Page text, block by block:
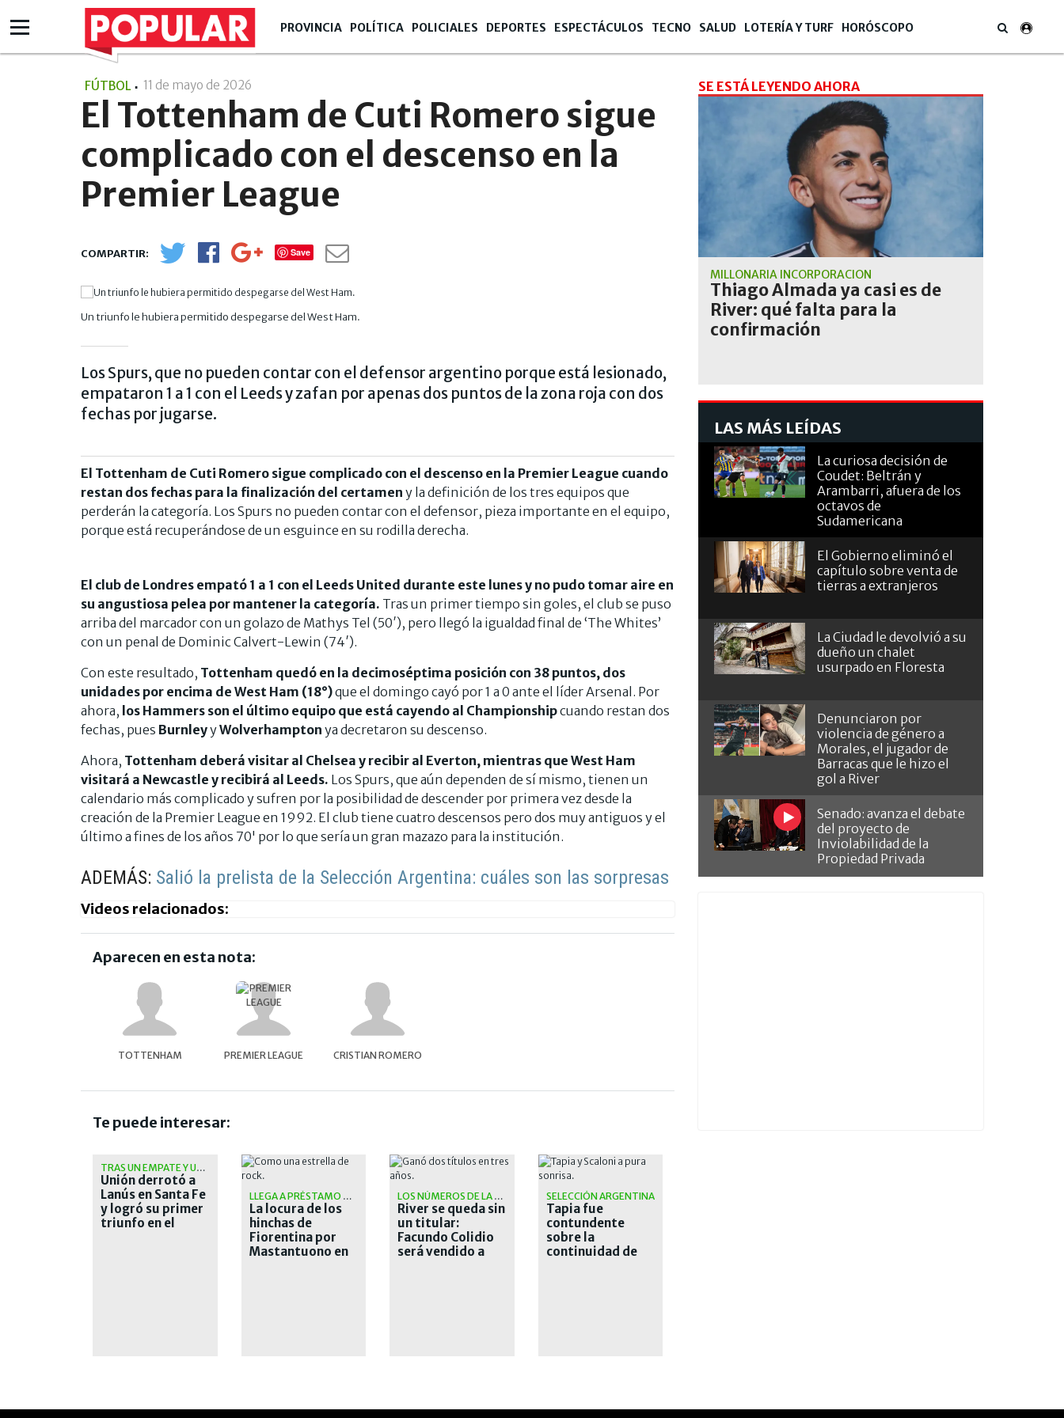
PROVINCIA POLÍTICA POLICIALES DEPORTES ESPECTÁCULOS TECNO SALUD LOTERÍA Y TURF HORÓSCOPO
FÚTBOL 11 de mayo de 2026
El Tottenham de Cuti Romero sigue
complicado con el descenso en la
Premier League
Save
Un triunfo le hubiera permitido despegarse del West Ham.
Los Spurs, que no pueden contar con el defensor argentino porque está lesionado,
empataron 1 a 1 con el Leeds y zafan por apenas dos puntos de la zona roja con dos
fechas por jugarse.
El Tottenham de Cuti Romero sigue complicado con el descenso en la Premier League cuando
restan dos fechas para la finalización del certamen y la definición de los tres equipos que
perderán la categoría. Los Spurs no pueden contar con el defensor, pieza importante en el equipo,
porque está recuperándose de un esguince en su rodilla derecha.
El club de Londres empató 1 a 1 con el Leeds United durante este lunes y no pudo tomar aire en
su angustiosa pelea por mantener la categoría. Tras un primer tiempo sin goles, el club se puso
arriba del marcador con un golazo de Mathys Tel (50′), pero llegó la igualdad final de ‘The Whites’
con un penal de Dominic Calvert-Lewin (74′).
Con este resultado, Tottenham quedó en la decimoséptima posición con 38 puntos, dos
unidades por encima de West Ham (18°)que el domingo cayó por 1 a 0 ante el líder Arsenal. Por
ahora, los Hammers son el último equipo que está cayendo al Championshipcuando restan dos
fechas, pues BurnleyyWolverhampton ya decretaron su descenso.
Ahora, Tottenham deberá visitar al Chelsea y recibir al Everton, mientras que West Ham
visitará a Newcastle y recibirá al Leeds. Los Spurs, que aún dependen de sí mismo, tienen un
calendario más complicado y sufren por la posibilidad de descender por primera vez desde la
creación de la Premier League en 1992. El club tiene cuatro descensos pero dos muy antiguos y el
último a fines de los años 70' por lo que sería un gran mazazo para la institución.
ADEMÁS: Salió la prelista de la Selección Argentina: cuáles son las sorpresas
Videos relacionados:
Aparecen en esta nota:
TOTTENHAM PREMIER LEAGUE CRISTIAN ROMERO
Te puede interesar:
TRAS UN EMPATE Y UNA CAÍDA
Unión derrotó a
Lanús en Santa Fe
y logró su primer
triunfo en el
LLEGA A PRÉSTAMO POR UN AÑO
La locura de los
hinchas de
Fiorentina por
Mastantuono en
LOS NÚMEROS DE LA OPERACIÓN
River se queda sin
un titular:
Facundo Colidio
será vendido a
SELECCIÓN ARGENTINA
Tapia fue
contundente
sobre la
continuidad de
SE ESTÁ LEYENDO AHORA
MILLONARIA INCORPORACIÓN
Thiago Almada ya casi es de
River: qué falta para la
confirmación
LAS MÁS LEÍDAS
La curiosa decisión de
Coudet: Beltrán y
Arambarri, afuera de los
octavos de
Sudamericana
El Gobierno eliminó el
capítulo sobre venta de
tierras a extranjeros
La Ciudad le devolvió a su
dueño un chalet
usurpado en Floresta
Denunciaron por
violencia de género a
Morales, el jugador de
Barracas que le hizo el
gol a River
Senado: avanza el debate
del proyecto de
Inviolabilidad de la
Propiedad Privada